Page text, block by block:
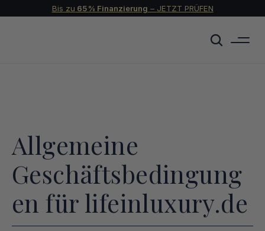
Bis zu 65 % Finanzierung – JETZT PRÜFEN
Allgemeine
Geschäftsbedingung
en für lifeinluxury.de